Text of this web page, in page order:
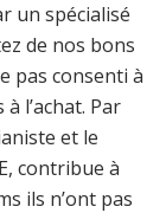
un spécialisé
de nos bons
pas consenti à
l’achat. Par
et le
contribue à
ils n’ont pas